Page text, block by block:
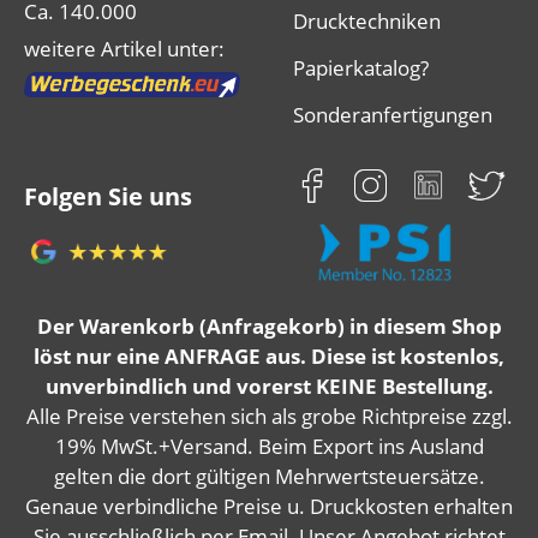
Ca. 140.000
weitere Artikel unter:
Drucktechniken
Papierkatalog?
Sonderanfertigungen
Folgen Sie uns
Der Warenkorb (Anfragekorb) in diesem Shop
löst nur eine ANFRAGE aus. Diese ist kostenlos,
unverbindlich und vorerst KEINE Bestellung.
Alle Preise verstehen sich als grobe Richtpreise zzgl.
19% MwSt.+Versand. Beim Export ins Ausland
gelten die dort gültigen Mehrwertsteuersätze.
Genaue verbindliche Preise u. Druckkosten erhalten